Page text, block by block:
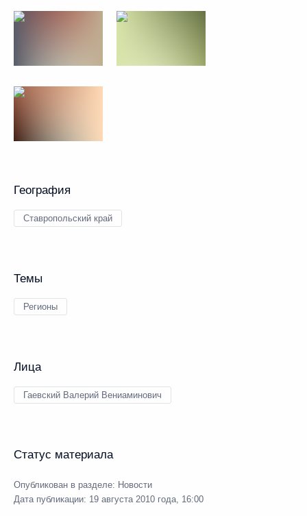
География
Ставропольский край
Темы
Регионы
Лица
Гаевский Валерий Вениаминович
Статус материала
Опубликован в разделе: Новости
Дата публикации: 19 августа 2010 года, 16:00